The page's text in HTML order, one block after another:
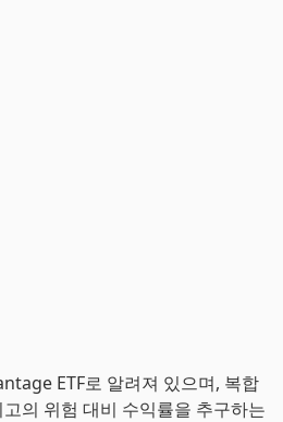
ETF로 알려져 있으며, 복합
의 위험 대비 수익률을 추구하는